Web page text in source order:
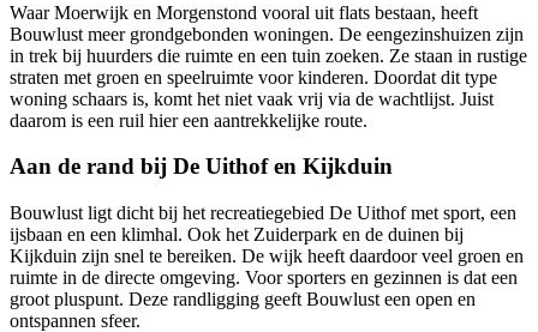
Waar Moerwijk en Morgenstond vooral uit flats bestaan, heeft
Bouwlust meer grondgebonden woningen. De eengezinshuizen zijn
in trek bij huurders die ruimte en een tuin zoeken. Ze staan in rustige
straten met groen en speelruimte voor kinderen. Doordat dit type
woning schaars is, komt het niet vaak vrij via de wachtlijst. Juist
daarom is een ruil hier een aantrekkelijke route.
Aan de rand bij De Uithof en Kijkduin
Bouwlust ligt dicht bij het recreatiegebied De Uithof met sport, een
ijsbaan en een klimhal. Ook het Zuiderpark en de duinen bij
Kijkduin zijn snel te bereiken. De wijk heeft daardoor veel groen en
ruimte in de directe omgeving. Voor sporters en gezinnen is dat een
groot pluspunt. Deze randligging geeft Bouwlust een open en
ontspannen sfeer.